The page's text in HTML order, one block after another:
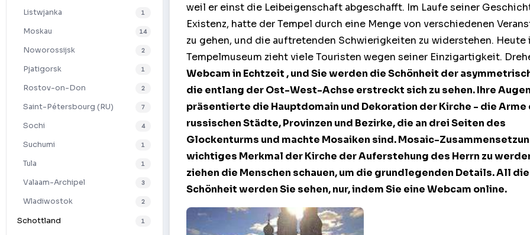
Listwjanka 1
Moskau 14
Noworossijsk 2
Pjatigorsk 1
Rostov-on-Don 2
Saint-Pétersbourg (RU) 7
Sochi 4
Suchumi 1
Tula 1
Valaam-Archipel 3
Wladiwostok 2
Schottland 1
weil er einst die Leibeigenschaft abgeschafft. Im Laufe seiner
Existenz, hatte der Tempel durch eine Menge von verschiedenen
zu gehen, und die auftretenden Schwierigkeiten zu widerstehen. Heute
Tempelmuseum zieht viele Touristen wegen seiner Einzigartigkeit.
Webcam in Echtzeit , und Sie werden die Schönheit der
die entlang der Ost-West-Achse erstreckt sich zu sehen. Ihre
präsentierte die Hauptdomain und Dekoration der Kirche - die Arme
russischen Städte, Provinzen und Bezirke, die an drei Seiten des
Glockenturms und machte Mosaiken sind. Mosaic-
wichtiges Merkmal derKirche der Auferstehung des Herrn zu
ziehen die Menschen schauen, um die grundlegenden Details. All
Schönheit werden Sie sehen, nur, indem Sie eine Webcam online.